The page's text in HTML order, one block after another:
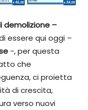
demolizione –
essere qui oggi –
-, per questa
che
ci proietta
di crescita,
verso nuovi